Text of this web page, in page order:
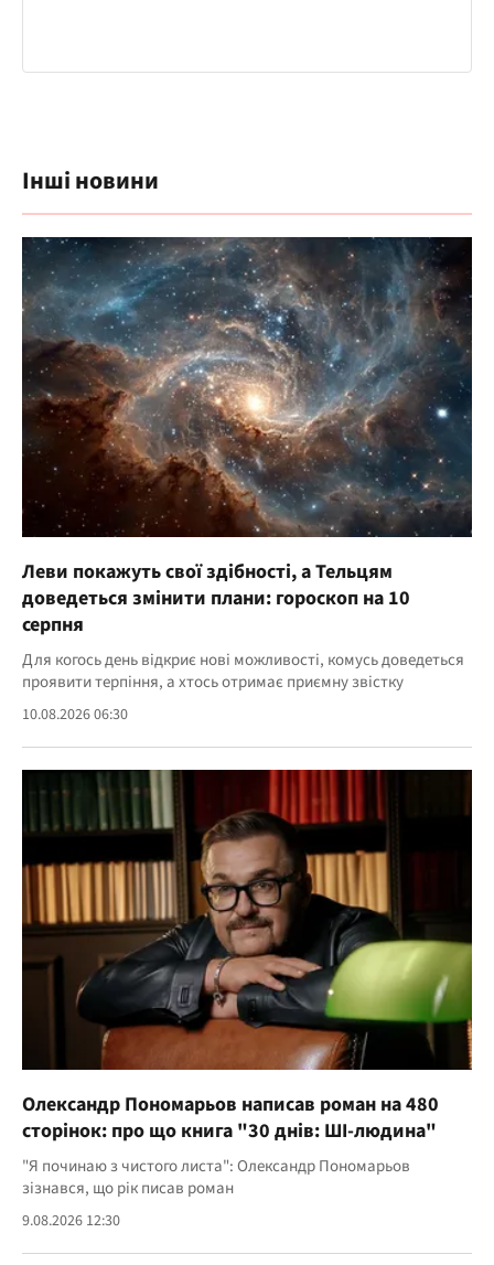
Інші новини
Леви покажуть свої здібності, а Тельцям
доведеться змінити плани: гороскоп на 10
серпня
Для когось день відкриє нові можливості, комусь доведеться
проявити терпіння, а хтось отримає приємну звістку
10.08.2026 06:30
Олександр Пономарьов написав роман на 480
сторінок: про що книга "30 днів: ШІ-людина"
"Я починаю з чистого листа": Олександр Пономарьов
зізнався, що рік писав роман
9.08.2026 12:30